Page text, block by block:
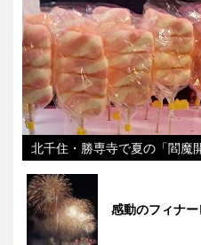
北千住・勝専寺で夏の「閻
感動のフィナー